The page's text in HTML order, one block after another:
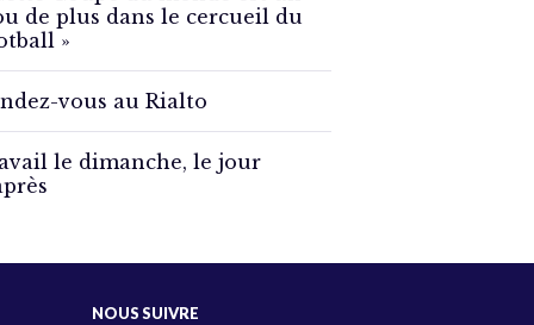
de plus dans le cercueil du
»
vous au Rialto
le dimanche, le jour
NOUS SUIVRE